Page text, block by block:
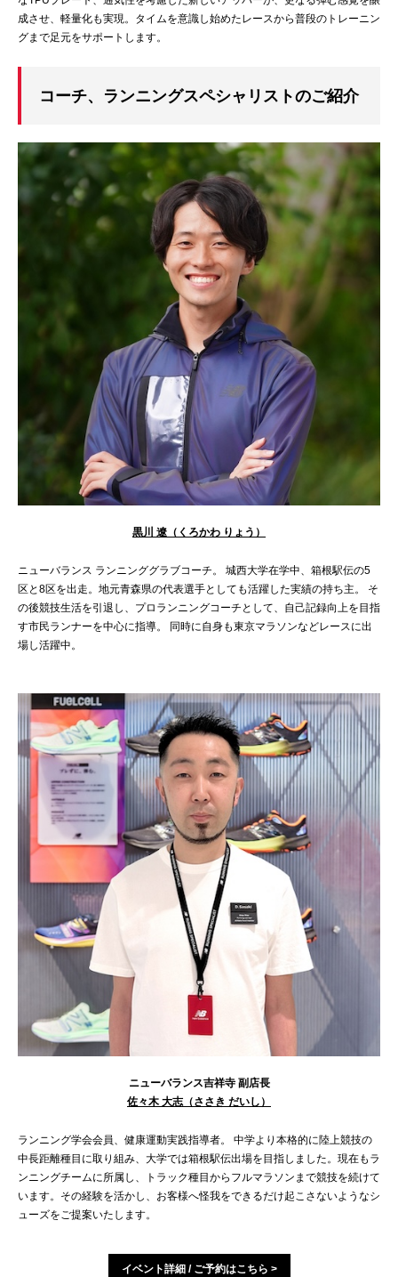
成させ、軽量化も実現。タイムを意識し始めたレースから普段のトレーニン
グまで足元をサポートします。
コーチ、ランニングスペシャリストのご紹介
黒川 遼（くろかわ りょう）
ニューバランス ランニンググラブコーチ。 城西大学在学中、箱根駅伝の5
区と8区を出走。地元青森県の代表選手としても活躍した実績の持ち主。 そ
の後競技生活を引退し、プロランニングコーチとして、自己記録向上を目指
す市民ランナーを中心に指導。 同時に自身も東京マラソンなどレースに出
場し活躍中。
ニューバランス吉祥寺 副店長
佐々木 大志（ささき だいし）
ランニング学会会員、健康運動実践指導者。 中学より本格的に陸上競技の
中長距離種目に取り組み、大学では箱根駅伝出場を目指しました。現在もラ
ンニングチームに所属し、トラック種目からフルマラソンまで競技を続けて
います。その経験を活かし、お客様へ怪我をできるだけ起こさないようなシ
ューズをご提案いたします。
イベント詳細 / ご予約はこちら >